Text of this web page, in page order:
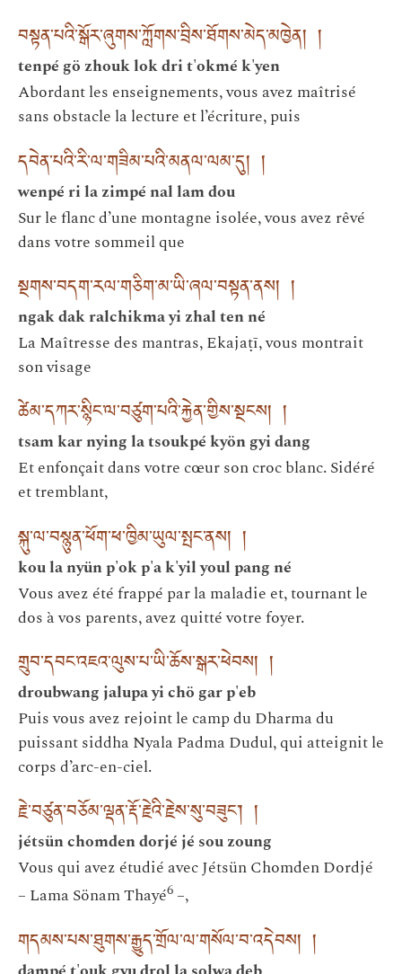
བསྟན་པའི་སྒོར་ཞུགས་ཀློགས་བྲིས་ཐོགས་མེད་མཁྱེན། །
tenpé gö zhouk lok dri t'okmé k'yen
Abordant les enseignements, vous avez maîtrisé
sans obstacle la lecture et l’écriture, puis
དབེན་པའི་རི་ལ་གཟིམ་པའི་མནལ་ལམ་དུ། །
wenpé ri la zimpé nal lam dou
Sur le flanc d’une montagne isolée, vous avez rêvé
dans votre sommeil que
སྔགས་བདག་རལ་གཅིག་མ་ཡི་ཞལ་བསྟན་ནས། །
ngak dak ralchikma yi zhal ten né
La Maîtresse des mantras, Ekajaṭī, vous montrait
son visage
ཚེམ་དཀར་སྙིང་ལ་བཙུག་པའི་རྐྱེན་གྱིས་སྔངས། །
tsam kar nying la tsoukpé kyön gyi dang
Et enfonçait dans votre cœur son croc blanc. Sidéré
et tremblant,
སྐུ་ལ་བསྙུན་ཕོག་ཕ་ཁྱིམ་ཡུལ་སྤང་ནས། །
kou la nyün p'ok p'a k'yil youl pang né
Vous avez été frappé par la maladie et, tournant le
dos à vos parents, avez quitté votre foyer.
གྲུབ་དབང་འཇའ་ལུས་པ་ཡི་ཆོས་སྒར་ཕེབས། །
droubwang jalupa yi chö gar p'eb
Puis vous avez rejoint le camp du Dharma du
puissant siddha Nyala Padma Dudul, qui atteignit le
corps d’arc-en-ciel.
རྗེ་བཙུན་བཅོམ་ལྡན་རྡོ་རྗེའི་རྗེས་སུ་བཟུང་། །
jétsün chomden dorjé jé sou zoung
Vous qui avez étudié avec Jétsün Chomden Dordjé
– Lama Sönam Thayé6 –,
གདམས་པས་ཐུགས་རྒྱུད་གྲོལ་ལ་གསོལ་བ་འདེབས། །